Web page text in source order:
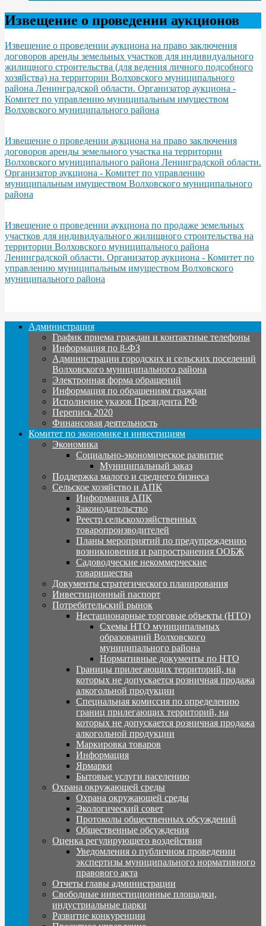
Извещение о проведении аукционов
Извещение о проведении аукциона на право заключения
договоров аренды земельных участков для индивидуального
жилищного строительства (для ведения личного подсобного
хозяйства) на территории Волховского муниципального
района Ленинградской области. Организатор аукциона -
Комитет по управлению муниципальным имуществом
Волховского муниципального района
Извещение о проведении аукциона на право заключения
договоров аренды земельного участка на территории
Волховского муниципального района Ленинградской области.
Организатор аукциона - Комитет по управлению
муниципальным имуществом Волховского муниципального
района
Извещение о проведении аукциона по продаже земельных
участков для индивидуального жилищного строительства на
территории Волховского муниципального района
Ленинградской области. Организатор аукциона - Комитет по
управлению муниципальным имуществом Волховского
муниципального района
Администрация
График приема граждан и контактные телефоны
Информация по 8-ФЗ
Администрации городских и сельских поселений
Волховского муниципального района
Электронная форма обращений
Информация по обращениям граждан
Исполнение указов Президента РФ
Перепись 2020
Финансовая деятельность
Комитет по экономике и инвестициям
Экономика
Социально-экономическое развитие
Муниципальный заказ
Поддержка малого и среднего бизнеса
Сельское хозяйство и АПК
Информация АПК
Законодательство
Реестр сельскохозяйственных
товаропроизводителей
Планы мероприятий по предупреждению
возникновения и рапространения ООБЖ
Садоводческие некоммерческие
товарищества
Документы стратегического планирования
Инвестиционный паспорт
Потребительский рынок
Нестационарные торговые объекты (НТО)
Схемы НТО муниципальных
образований Волховского
муниципального района
Нормативные документы по НТО
Границы прилегающих территорий, на
которых не допускается розничная продажа
алкогольной продукции
Специальная комиссия по определению
границ прилегающих территорий, на
которых не допускается розничная продажа
алкогольной продукции
Маркировка товаров
Информация
Ярмарки
Бытовые услуги населению
Охрана окружающей среды
Охрана окружающей среды
Экологический совет
Протоколы общественных обсуждений
Общественные обсуждения
Оценка регулирующего воздействия
Уведомления о публичном проведении
экспертизы муниципального нормативного
правового акта
Отчеты главы администрации
Свободные инвестиционные площадки,
индустриальные парки
Развитие конкуренции